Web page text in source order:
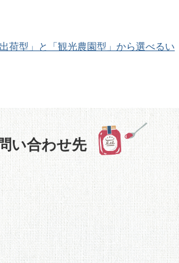
荷型」と「観光農園型」から選べるい
い合わせ先